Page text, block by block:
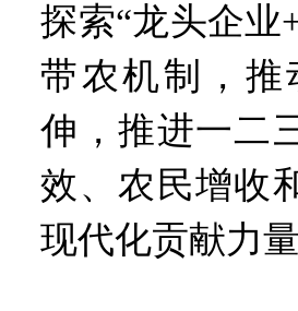
探索“龙头企业
带农机制，
伸，推进一二
效、农民增收
现代化贡献力量